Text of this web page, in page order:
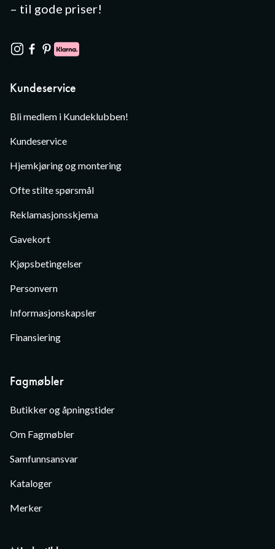
– til gode priser!
Kundeservice
Bli medlem i Kundeklubben!
Kundeservice
Hjemkjøring og montering
Ofte stilte spørsmål
Reklamasjonsskjema
Gavekort
Kjøpsbetingelser
Personvern
Informasjonskapsler
Finansiering
Fagmøbler
Butikker og åpningstider
Om Fagmøbler
Samfunnsansvar
Kataloger
Merker